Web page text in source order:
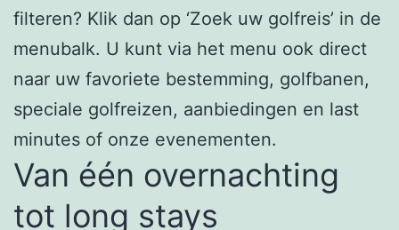
filteren? Klik dan op ‘Zoek uw golfreis’ in de
menubalk. U kunt via het menu ook direct
naar uw favoriete bestemming, golfbanen,
speciale golfreizen, aanbiedingen en last
minutes of onze evenementen.
Van één overnachting
tot long stays